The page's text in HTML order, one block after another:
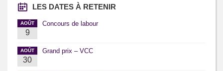
LES DATES À RETENIR
AOÛT
9
Concours de labour
AOÛT
30
Grand prix – VCC